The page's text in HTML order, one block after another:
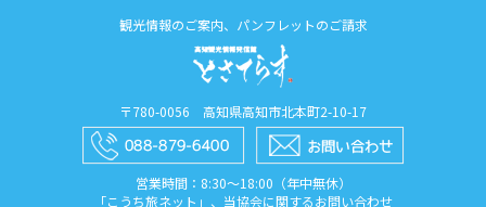
観光情報のご案内、パンフレットのご請求
〒780-0056 高知県高知市北本町2-10-17
営業時間：8:30〜18:00（年中無休）
「こうち旅ネット」、当協会に関するお問い合わせ